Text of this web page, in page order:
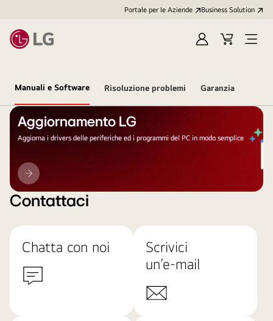
Portale per le Aziende Business Solution
AccediCart
Open
Manuali e Software Risoluzione problemi Garanzia
Aggiornamento LG
Aggiorna i drivers delle periferiche ed i programmi del PC in modo semplice
Aggiornamento
LG
Contattaci
Chatta con noi
Scrivici
un’e-mail